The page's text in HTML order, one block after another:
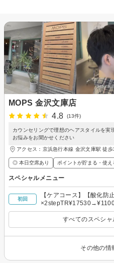
MOPS 金沢文庫店
4.8
(13件)
カウンセリングで理想のヘアスタイルを実
お悩みをお聞かせください
アクセス：京浜急行本線 金沢文庫駅 徒歩
◎ 本日空席あり ポイントが貯まる・使え
スペシャルメニュー
初回
【ケアコース】【酸化防
すべてのスペシ
その他の情